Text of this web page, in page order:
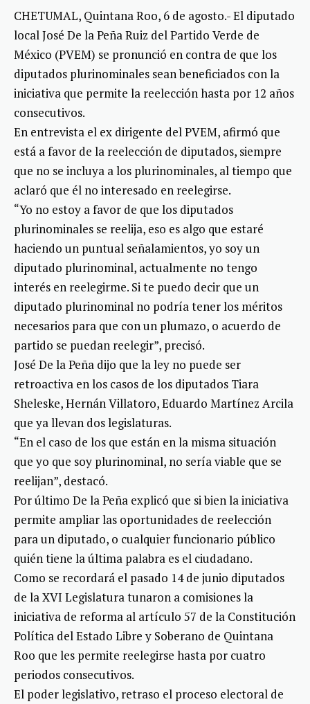
CHETUMAL, Quintana Roo, 6 de agosto.- El diputado
local José De la Peña Ruiz del Partido Verde de
México (PVEM) se pronunció en contra de que los
diputados plurinominales sean beneficiados con la
iniciativa que permite la reelección hasta por 12 años
consecutivos.
En entrevista el ex dirigente del PVEM, afirmó que
está a favor de la reelección de diputados, siempre
que no se incluya a los plurinominales, al tiempo que
aclaró que él no interesado en reelegirse.
“Yo no estoy a favor de que los diputados
plurinominales se reelija, eso es algo que estaré
haciendo un puntual señalamientos, yo soy un
diputado plurinominal, actualmente no tengo
interés en reelegirme. Si te puedo decir que un
diputado plurinominal no podría tener los méritos
necesarios para que con un plumazo, o acuerdo de
partido se puedan reelegir”, precisó.
José De la Peña dijo que la ley no puede ser
retroactiva en los casos de los diputados Tiara
Sheleske, Hernán Villatoro, Eduardo Martínez Arcila
que ya llevan dos legislaturas.
“En el caso de los que están en la misma situación
que yo que soy plurinominal, no sería viable que se
reelijan”, destacó.
Por último De la Peña explicó que si bien la iniciativa
permite ampliar las oportunidades de reelección
para un diputado, o cualquier funcionario público
quién tiene la última palabra es el ciudadano.
Como se recordará el pasado 14 de junio diputados
de la XVI Legislatura tunaron a comisiones la
iniciativa de reforma al artículo 57 de la Constitución
Política del Estado Libre y Soberano de Quintana
Roo que les permite reelegirse hasta por cuatro
periodos consecutivos.
El poder legislativo, retraso el proceso electoral de